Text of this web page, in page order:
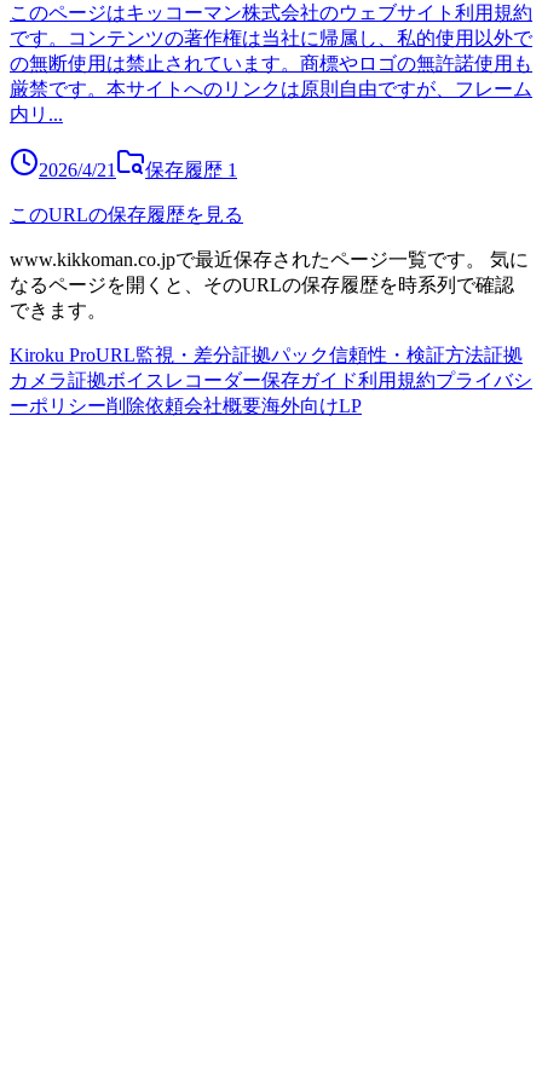
このページはキッコーマン株式会社のウェブサイト利用規約
です。コンテンツの著作権は当社に帰属し、私的使用以外で
の無断使用は禁止されています。商標やロゴの無許諾使用も
厳禁です。本サイトへのリンクは原則自由ですが、フレーム
内リ ...
2026/4/21 保存履歴 1
このURLの保存履歴を見る
www.kikkoman.co.jpで最近保存されたページ一覧です。
気に
なるページを開くと、そのURLの保存履歴を時系列で確認
できます。
Kiroku ProURL監視・差分証拠パック信頼性・検証方法証拠
カメラ証拠ボイスレコーダー保存ガイド利用規約プライバシ
ーポリシー削除依頼会社概要海外向けLP